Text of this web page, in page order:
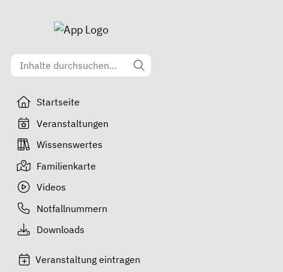
Startseite
Veranstaltungen
Wissenswertes
Familienkarte
Videos
Notfallnummern
Downloads
Veranstaltung eintragen